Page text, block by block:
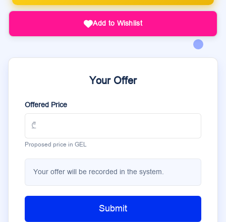
Add to Wishlist
Your Offer
Offered Price
Proposed price in GEL
Your offer will be recorded in the system.
Submit